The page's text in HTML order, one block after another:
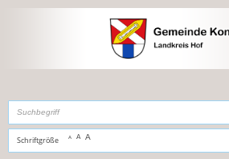
,zur Navigationoderzur Startseitespringen.
Schriftgröße A A A